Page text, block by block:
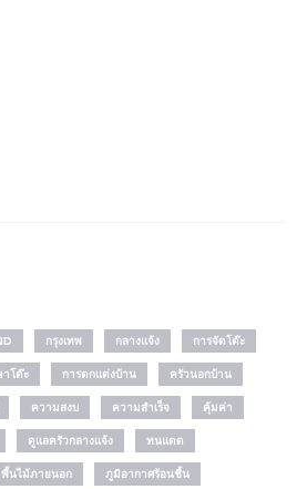
กรุงเทพ กลางแจ้ง
การจัดโต๊ะ
าโต๊ะ การตกแต่งบ้าน
ครัวนอกบ้าน
ความสงบ ความสำเร็จ
คุ้มค่า
ดูแลครัวกลางแจ้ง
ทนแดด
พื้นไม้ภายนอก
ภูมิอากาศร้อนชื้น